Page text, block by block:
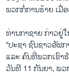
ພວກກໍ່ການຮ້າຍ ເມື່
ທ່ານກາຊາຍ ກ່າວຢູ່
“ປະຊາ ຊົນຊາວອັຟ
ແລະ ຄົນທີ່ພວກເຂົາ
ວັນທີ 11 ກັນຍາ, ພວ